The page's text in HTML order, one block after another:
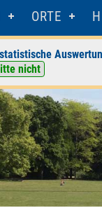
ORTE
nicht